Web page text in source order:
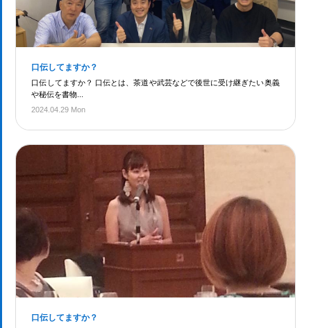
口伝してますか？
口伝してますか？ 口伝とは、茶道や武芸などで後世に受け継ぎたい奥義
や秘伝を書物...
2024.04.29 Mon
口伝してますか？